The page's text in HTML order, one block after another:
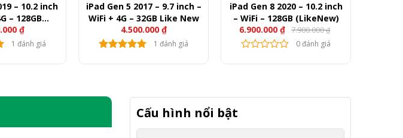
– 10.2 inch
– 128GB
₫
1 đánh giá
iPad Gen 5 2017 – 9.7 inch –
WiFi + 4G – 32GB Like New
4.500.000₫
1 đánh giá
iPad Gen 8 2020 – 10.2 inch
– WiFi – 128GB (LikeNew)
7.900.000₫
Giá
gốc
là:
6.900.000₫ Giá
hiện
tại 0 đánh giá
Cấu hình nổi bật